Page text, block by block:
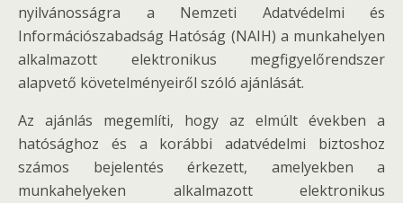
nyilvánosságra a Nemzeti Adatvédelmi és
Információszabadság Hatóság (NAIH) a munkahelyen
alkalmazott elektronikus megfigyelőrendszer
alapvető követelményeiről szóló ajánlását.
Az ajánlás megemlíti, hogy az elmúlt években a
hatósághoz és a korábbi adatvédelmi biztoshoz
számos bejelentés érkezett, amelyekben a
munkahelyeken alkalmazott elektronikus